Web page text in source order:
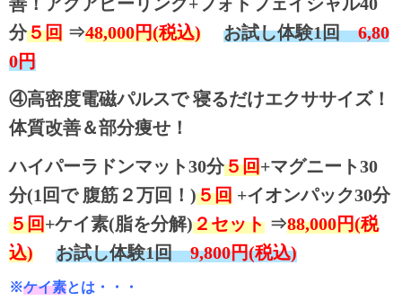
分５回 ⇒48,000円(税込) お試し体験1回6,80
0円
④⾼密度電磁パルスで 寝るだけエクササイズ！
体質改善＆部分痩せ！
ハイパーラドンマット30分５回+マグニート30
分(1回で 腹筋２万回！)５回 +イオンパック30分
５回+ケイ素(脂を分解)２セット ⇒88,000円(税
込)
お試し体験1回9,800円(税込)
※ケイ素とは・・・